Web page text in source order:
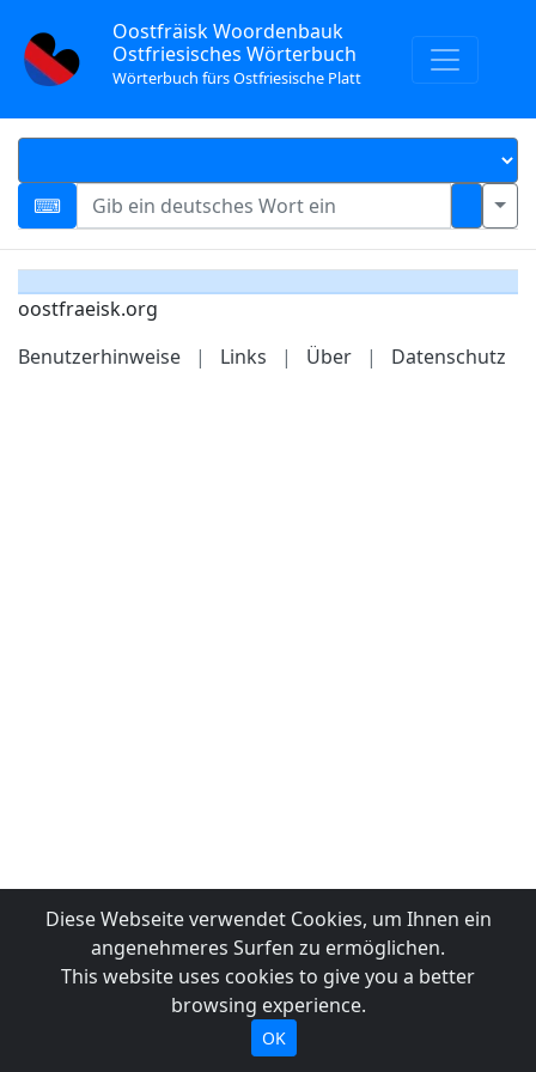
Oostfräisk Woordenbauk
Ostfriesisches Wörterbuch
Wörterbuch fürs Ostfriesische Platt
oostfraeisk.org
Benutzerhinweise
| Links | Über | Datenschutz
Diese Webseite verwendet Cookies, um Ihnen ein
angenehmeres Surfen zu ermöglichen.
This website uses cookies to give you a better
browsing experience.
OK